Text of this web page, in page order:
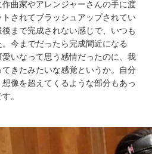
曲家やアレンジャーさんの手に渡
されてブラッシュアップされてい
まで完成されない感じで、いつも
今までだったら完成間近になる
いなって思う感情だったのに、我
きたみたいな感覚というか。自分
像を超えてくるような部分もあっ
。